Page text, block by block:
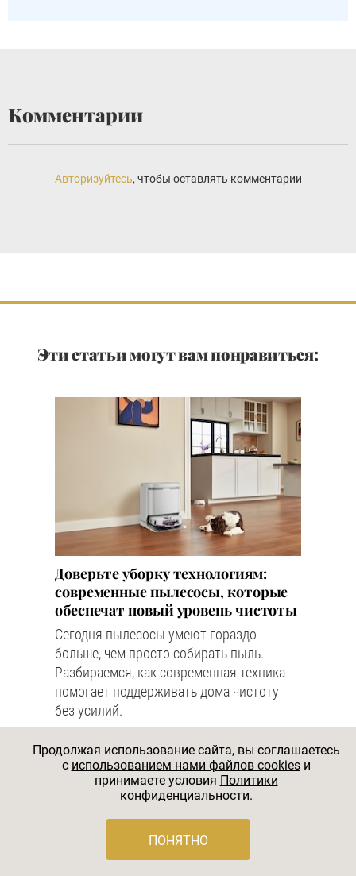
Комментарии
Авторизуйтесь, чтобы оставлять комментарии
Эти статьи могут вам понравиться:
Доверьте уборку технологиям:
современные пылесосы, которые
обеспечат новый уровень чистоты
Сегодня пылесосы умеют гораздо
больше, чем просто собирать пыль.
Разбираемся, как современная техника
помогает поддерживать дома чистоту
без усилий.
#ИНТЕРЬЕР
Продолжая использование сайта, вы соглашаетесь
c использованием нами файлов cookiesи
принимаете условия Политики
конфиденциальности.
ПОНЯТНО